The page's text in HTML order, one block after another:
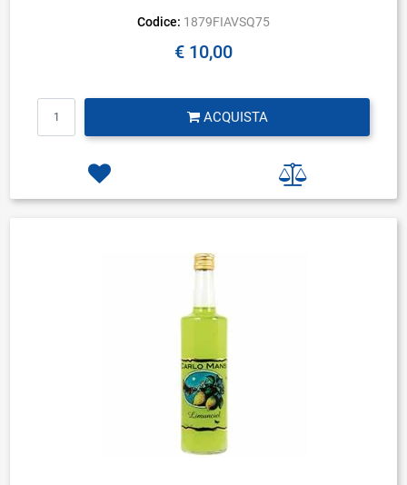
Codice: 1879FIAVSQ75
€ 10,00
ACQUISTA